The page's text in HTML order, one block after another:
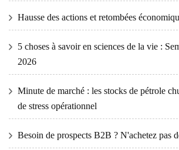
Hausse des actions et retombées
5 choses à savoir en sciences de la vie :
2026
Minute de marché : les stocks de pétrole
de stress opérationnel
Besoin de prospects B2B ? N'achetez pas